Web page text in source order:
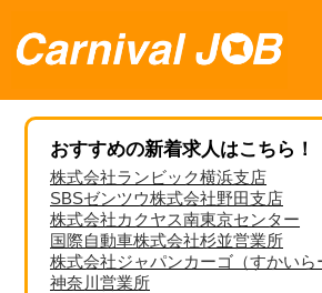
おすすめの新着求人はこちら！
株式会社ランビック横浜支店
SBSゼンツウ株式会社野田支店
株式会社カクヤス南東京センター
国際自動車株式会社杉並営業所
株式会社ジャパンカーゴ（すかいら
神奈川営業所